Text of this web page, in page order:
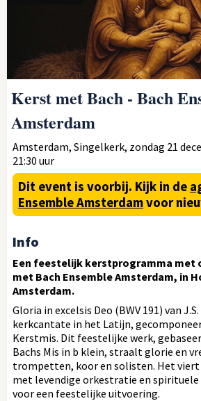
Kerst met Bach - Bach
Amsterdam
Amsterdam, Singelkerk, zondag 21
21:30 uur
Dit event is voorbij. Kijk in de
Ensemble Amsterdamvoor
Info
Een feestelijk kerstprogramma met
met Bach Ensemble Amsterdam, in
Amsterdam.
Gloria in excelsis Deo (BWV 191) van
kerkcantate in het Latijn,
Kerstmis. Dit feestelijke werk,
Bachs Mis in b klein, straalt glorie en
trompetten, koor en solisten. Het viert
met levendige orkestratie en spirituele
voor een feestelijke uitvoering.